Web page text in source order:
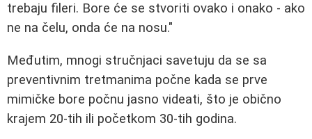
trebaju fileri. Bore će se stvoriti ovako i onako - ako
ne na čelu, onda će na nosu."
Međutim, mnogi stručnjaci savetuju da se sa
preventivnim tretmanima počne kada se prve
mimičke bore počnu jasno videati, što je obično
krajem 20-tih ili početkom 30-tih godina.